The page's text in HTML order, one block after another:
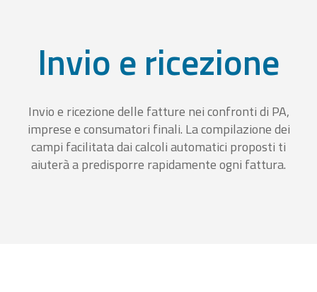
Invio e ricezione
Invio e ricezione delle fatture nei confronti di PA,
imprese e consumatori finali. La compilazione dei
campi facilitata dai calcoli automatici proposti ti
aiuterà a predisporre rapidamente ogni fattura.